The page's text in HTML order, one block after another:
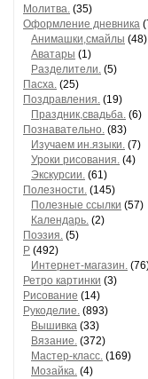
Молитва. (35)
Оформление дневника
Анимашки,смайлы (48)
Аватары (1)
Разделители. (5)
Пасха. (25)
Поздравления. (19)
Праздник,свадьба. (6)
Познавательно. (83)
Изучаем ин.языки. (7)
Уроки рисования. (4)
Экскурсии. (61)
Полезности. (145)
Полезные ссылки (57)
Календарь. (2)
Поэзия. (5)
Р (492)
Интернет-магазин.
Ретро картинки (3)
Рисование (14)
Рукоделие. (893)
Вышивка (33)
Вязание. (372)
Мастер-класс. (169)
Мозайка. (4)